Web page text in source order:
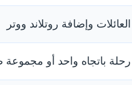
العائلات وإضافة روتلاند ووتر
رحلة باتجاه واحد أو مجموعة